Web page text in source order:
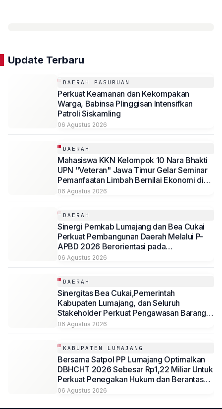
Update Terbaru
DAERAH PASURUAN
Perkuat Keamanan dan Kekompakan
Warga, Babinsa Plinggisan Intensifkan
Patroli Siskamling
06 Agustus 2026
DAERAH
Mahasiswa KKN Kelompok 10 Nara Bhakti
UPN "Veteran" Jawa Timur Gelar Seminar
Pemanfaatan Limbah Bernilai Ekonomi di
Desa Mojoduwur
06 Agustus 2026
DAERAH
Sinergi Pemkab Lumajang dan Bea Cukai
Perkuat Pembangunan Daerah Melalui P-
APBD 2026 Berorientasi pada
Kesejahteraan Masyarakat
06 Agustus 2026
DAERAH
Sinergitas Bea Cukai,Pemerintah
Kabupaten Lumajang, dan Seluruh
Stakeholder Perkuat Pengawasan Barang
Kena Cukai Ilegal Melalui Pemanfaatan
06 Agustus 2026
KABUPATEN LUMAJANG
Bersama Satpol PP Lumajang Optimalkan
DBHCHT 2026 Sebesar Rp1,22 Miliar Untuk
Perkuat Penegakan Hukum dan Berantas
Rokok Ilegal
06 Agustus 2026